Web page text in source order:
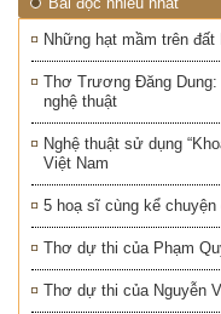
Những hạt mầm trên đất
Thơ Trương Đăng Dung:
nghệ thuật
Nghệ thuật sử dụng
Việt Nam
5 hoạ sĩ cùng kể chuyện
Thơ dự thi của Phạm
Thơ dự thi của Nguyễn